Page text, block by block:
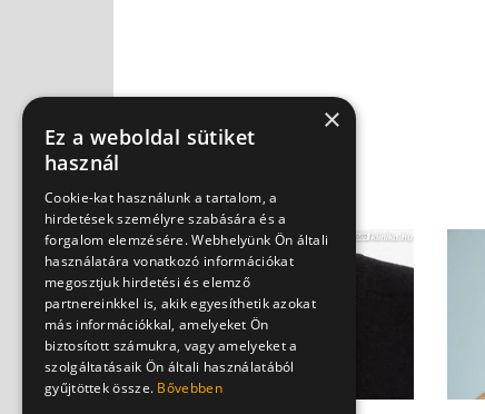
×
Ez a weboldal sütiket
használ
Cookie-kat használunk a tartalom, a
hirdetések személyre szabására és a
forgalom elemzésére. Webhelyünk Ön általi
használatára vonatkozó információkat
megosztjuk hirdetési és elemző
partnereinkkel is, akik egyesíthetik azokat
más információkkal, amelyeket Ön
biztosított számukra, vagy amelyeket a
szolgáltatásaik Ön általi használatából
gyűjtöttek össze. Bővebben